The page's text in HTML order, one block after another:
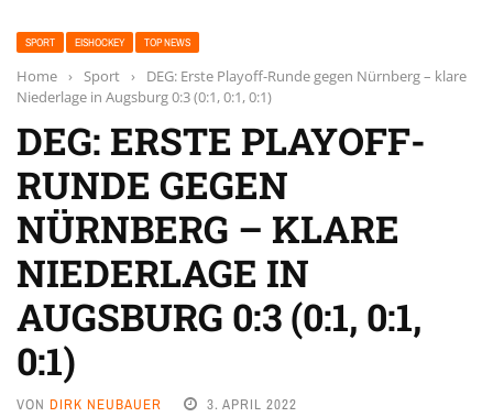
SPORT EISHOCKEY TOP NEWS
Home › Sport ›
DEG: Erste Playoff-Runde gegen Nürnberg – klare
Niederlage in Augsburg 0:3 (0:1, 0:1, 0:1)
DEG: ERSTE PLAYOFF-
RUNDE GEGEN
NÜRNBERG – KLARE
NIEDERLAGE IN
AUGSBURG 0:3 (0:1, 0:1,
0:1)
VON DIRK NEUBAUER 3. APRIL 2022